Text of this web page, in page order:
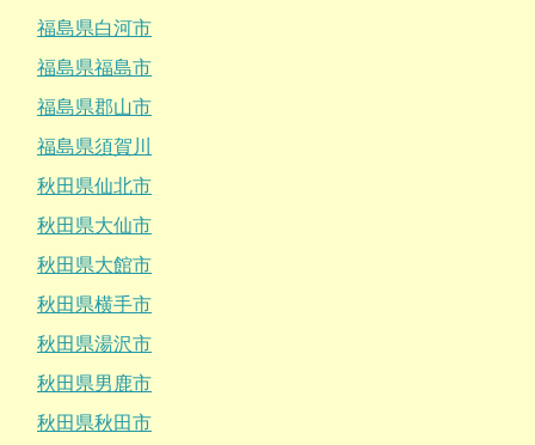
福島県白河市
福島県福島市
福島県郡山市
福島県須賀川
秋田県仙北市
秋田県大仙市
秋田県大館市
秋田県横手市
秋田県湯沢市
秋田県男鹿市
秋田県秋田市